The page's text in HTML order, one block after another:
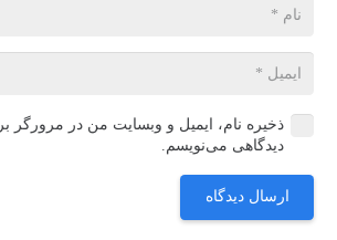
ذخیره نام، ایمیل و وبسایت من در مرورگر
دیدگاهی می‌نویسم.
ارسال دیدگاه